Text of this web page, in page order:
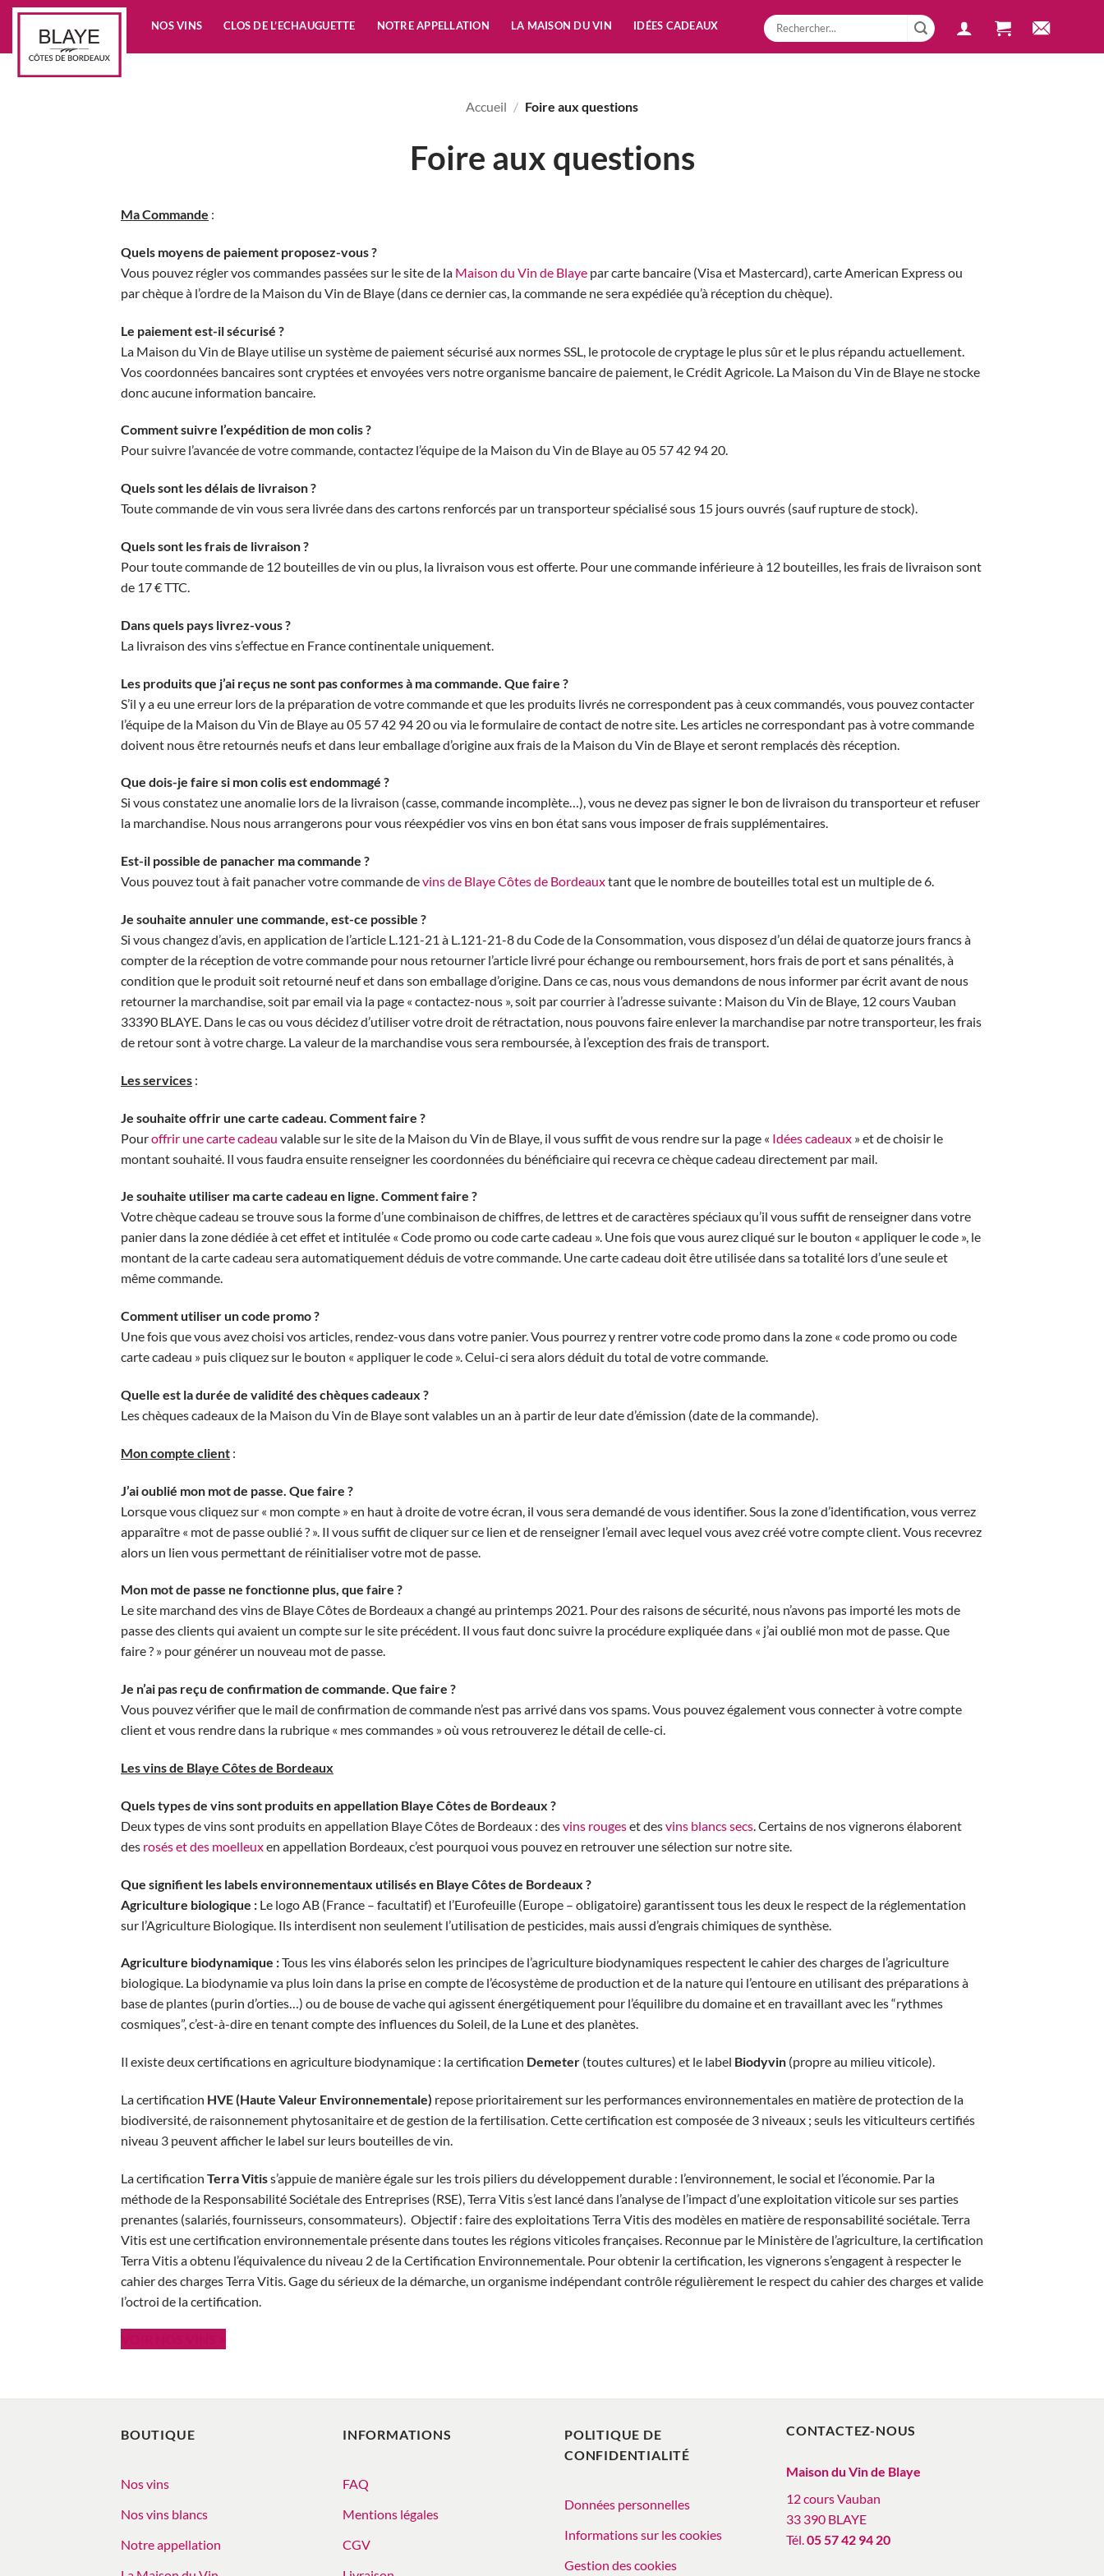
Passer
contenu
NOS VINS CLOS DE L’ECHAUGUETTE NOTRE APPELLATION LA MAISON DU VIN IDÉES CADEAUX
Accueil / Foire aux questions
Foire aux questions
Ma Commande :
Quels moyens de paiement proposez-vous ?
Vous pouvez régler vos commandes passées sur le site de la Maison du Vin de Blaye par carte bancaire (Visa et Mastercard), carte American Express ou
par chèque à l’ordre de la Maison du Vin de Blaye (dans ce dernier cas, la commande ne sera expédiée qu’à réception du chèque).
Le paiement est-il sécurisé ?
La Maison du Vin de Blaye utilise un système de paiement sécurisé aux normes SSL, le protocole de cryptage le plus sûr et le plus répandu actuellement.
Vos coordonnées bancaires sont cryptées et envoyées vers notre organisme bancaire de paiement, le Crédit Agricole. La Maison du Vin de Blaye ne stocke
donc aucune information bancaire.
Comment suivre l’expédition de mon colis ?
Pour suivre l’avancée de votre commande, contactez l’équipe de la Maison du Vin de Blaye au 05 57 42 94 20.
Quels sont les délais de livraison ?
Toute commande de vin vous sera livrée dans des cartons renforcés par un transporteur spécialisé sous 15 jours ouvrés (sauf rupture de stock).
Quels sont les frais de livraison ?
Pour toute commande de 12 bouteilles de vin ou plus, la livraison vous est offerte. Pour une commande inférieure à 12 bouteilles, les frais de livraison sont
de 17 € TTC.
Dans quels pays livrez-vous ?
La livraison des vins s’effectue en France continentale uniquement.
Les produits que j’ai reçus ne sont pas conformes à ma commande. Que faire ?
S’il y a eu une erreur lors de la préparation de votre commande et que les produits livrés ne correspondent pas à ceux commandés, vous pouvez contacter
l’équipe de la Maison du Vin de Blaye au 05 57 42 94 20 ou via le formulaire de contact de notre site. Les articles ne correspondant pas à votre commande
doivent nous être retournés neufs et dans leur emballage d’origine aux frais de la Maison du Vin de Blaye et seront remplacés dès réception.
Que dois-je faire si mon colis est endommagé ?
Si vous constatez une anomalie lors de la livraison (casse, commande incomplète…), vous ne devez pas signer le bon de livraison du transporteur et refuser
la marchandise. Nous nous arrangerons pour vous réexpédier vos vins en bon état sans vous imposer de frais supplémentaires.
Est-il possible de panacher ma commande ?
Vous pouvez tout à fait panacher votre commande devins de Blaye Côtes de Bordeauxtant que le nombre de bouteilles total est un multiple de 6.
Je souhaite annuler une commande, est-ce possible ?
Si vous changez d’avis, en application de l’article L.121-21 à L.121-21-8 du Code de la Consommation, vous disposez d’un délai de quatorze jours francs à
compter de la réception de votre commande pour nous retourner l’article livré pour échange ou remboursement, hors frais de port et sans pénalités, à
condition que le produit soit retourné neuf et dans son emballage d’origine. Dans ce cas, nous vous demandons de nous informer par écrit avant de nous
retourner la marchandise, soit par email via la page « contactez-nous », soit par courrier à l’adresse suivante : Maison du Vin de Blaye, 12 cours Vauban
33390 BLAYE. Dans le cas ou vous décidez d’utiliser votre droit de rétractation, nous pouvons faire enlever la marchandise par notre transporteur, les frais
de retour sont à votre charge. La valeur de la marchandise vous sera remboursée, à l’exception des frais de transport.
Les services :
Je souhaite offrir une carte cadeau. Comment faire ?
Pouroffrir une carte cadeau valable sur le site de la Maison du Vin de Blaye, il vous suffit de vous rendre sur la page « Idées cadeaux » et de choisir le
montant souhaité. Il vous faudra ensuite renseigner les coordonnées du bénéficiaire qui recevra ce chèque cadeau directement par mail.
Je souhaite utiliser ma carte cadeau en ligne. Comment faire ?
Votre chèque cadeau se trouve sous la forme d’une combinaison de chiffres, de lettres et de caractères spéciaux qu’il vous suffit de renseigner dans votre
panier dans la zone dédiée à cet effet et intitulée « Code promo ou code carte cadeau ». Une fois que vous aurez cliqué sur le bouton « appliquer le code », le
montant de la carte cadeau sera automatiquement déduis de votre commande. Une carte cadeau doit être utilisée dans sa totalité lors d’une seule et
même commande.
Comment utiliser un code promo ?
Une fois que vous avez choisi vos articles, rendez-vous dans votre panier. Vous pourrez y rentrer votre code promo dans la zone « code promo ou code
carte cadeau » puis cliquez sur le bouton « appliquer le code ». Celui-ci sera alors déduit du total de votre commande.
Quelle est la durée de validité des chèques cadeaux ?
Les chèques cadeaux de la Maison du Vin de Blaye sont valables un an à partir de leur date d’émission (date de la commande).
Mon compte client :
J’ai oublié mon mot de passe. Que faire ?
Lorsque vous cliquez sur « mon compte » en haut à droite de votre écran, il vous sera demandé de vous identifier. Sous la zone d’identification, vous verrez
apparaître « mot de passe oublié ? ». Il vous suffit de cliquer sur ce lien et de renseigner l’email avec lequel vous avez créé votre compte client. Vous recevrez
alors un lien vous permettant de réinitialiser votre mot de passe.
Mon mot de passe ne fonctionne plus, que faire ?
Le site marchand des vins de Blaye Côtes de Bordeaux a changé au printemps 2021. Pour des raisons de sécurité, nous n’avons pas importé les mots de
passe des clients qui avaient un compte sur le site précédent. Il vous faut donc suivre la procédure expliquée dans « j’ai oublié mon mot de passe. Que
faire ? » pour générer un nouveau mot de passe.
Je n’ai pas reçu de confirmation de commande. Que faire ?
Vous pouvez vérifier que le mail de confirmation de commande n’est pas arrivé dans vos spams. Vous pouvez également vous connecter à votre compte
client et vous rendre dans la rubrique « mes commandes » où vous retrouverez le détail de celle-ci.
Les vins de Blaye Côtes de Bordeaux
Quels types de vins sont produits en appellation Blaye Côtes de Bordeaux ?
Deux types de vins sont produits en appellation Blaye Côtes de Bordeaux : desvins rougeset desvins blancs secs . Certains de nos vignerons élaborent
des rosés et des moelleuxen appellation Bordeaux, c’est pourquoi vous pouvez en retrouver une sélection sur notre site.
Que signifient les labels environnementaux utilisés en Blaye Côtes de Bordeaux ?
Agriculture biologique : Le logo AB (France – facultatif) et l’Eurofeuille (Europe – obligatoire) garantissent tous les deux le respect de la réglementation
sur l’Agriculture Biologique. Ils interdisent non seulement l’utilisation de pesticides, mais aussi d’engrais chimiques de synthèse.
Agriculture biodynamique :Tous les vins élaborés selon les principes de l’agriculture biodynamiques respectent le cahier des charges de l’agriculture
biologique. La biodynamie va plus loin dans la prise en compte de l’écosystème de production et de la nature qui l’entoure en utilisant des préparations à
base de plantes (purin d’orties…) ou de bouse de vache qui agissent énergétiquement pour l’équilibre du domaine et en travaillant avec les “rythmes
cosmiques”, c’est-à-dire en tenant compte des influences du Soleil, de la Lune et des planètes.
Il existe deux certifications en agriculture biodynamique : la certification Demeter (toutes cultures) et le label Biodyvin (propre au milieu viticole).
La certification HVE (Haute Valeur Environnementale) repose prioritairement sur les performances environnementales en matière de protection de la
biodiversité, de raisonnement phytosanitaire et de gestion de la fertilisation. Cette certification est composée de 3 niveaux ; seuls les viticulteurs certifiés
niveau 3 peuvent afficher le label sur leurs bouteilles de vin.
La certification Terra Vitiss’appuie de manière égale sur les trois piliers du développement durable : l’environnement, le social et l’économie. Par la
méthode de la Responsabilité Sociétale des Entreprises (RSE), Terra Vitis s’est lancé dans l’analyse de l’impact d’une exploitation viticole sur ses parties
prenantes (salariés, fournisseurs, consommateurs). Objectif : faire des exploitations Terra Vitis des modèles en matière de responsabilité sociétale. Terra
Vitis est une certification environnementale présente dans toutes les régions viticoles françaises. Reconnue par le Ministère de l’agriculture, la certification
Terra Vitis a obtenu l’équivalence du niveau 2 de la Certification Environnementale. Pour obtenir la certification, les vignerons s’engagent à respecter le
cahier des charges Terra Vitis. Gage du sérieux de la démarche, un organisme indépendant contrôle régulièrement le respect du cahier des charges et valide
l’octroi de la certification.
BOUTIQUE
Nos vins
Nos vins blancs
Notre appellation
INFORMATIONS
FAQ
Mentions légales
CGV
POLITIQUE DE
CONFIDENTIALITÉ
Données personnelles
Informations sur les cookies
Gestion des cookies
CONTACTEZ-NOUS
Maison du Vin de Blaye
12 cours Vauban
33 390 BLAYE
Tél.05 57 42 94 20